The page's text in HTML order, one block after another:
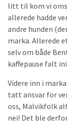
litt til kom vi
allerede hadde
andre hunden
marka. Allerede
selv om både
kaffepause falt
Videre inn i
tatt ansvar for
oss, Malvikfolk
nei! Det ble